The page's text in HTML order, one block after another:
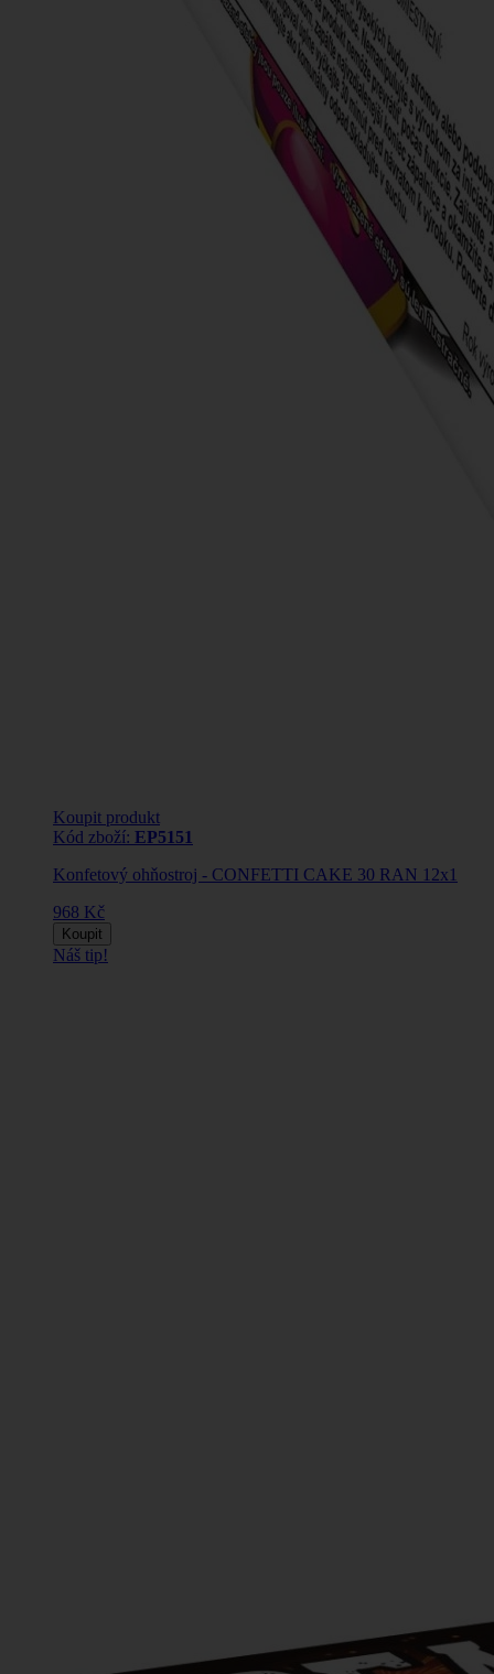
Koupit produkt
Kód zboží: EP5151
Konfetový ohňostroj - CONFETTI CAKE 30 RAN 12x1
968 Kč
Koupit
Náš tip!